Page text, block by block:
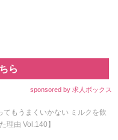
ら
sponsored by 求人ボックス
もうまくいかない ミルクを飲
理由 Vol.140】